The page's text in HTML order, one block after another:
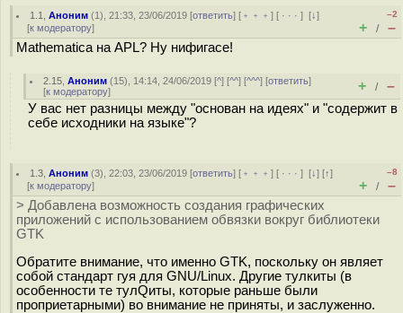
1.1 ,Аноним (1), 21:33, 23/06/2019 [ответить] [ ﹢﹢﹢] [ · · ·][↓]
[к модератору]
–2
+ / –
Mathematica на APL? Ну нифигасе!
2.15 ,Аноним (15), 14:14, 24/06/2019 [^] [^^] [^^^] [ответить]
[к модератору] + / –
У вас нет разницы между "основан на идеях" и "содержит в
себе исходники на языке"?
1.3 ,Аноним (3), 22:03, 23/06/2019 [ответить] [ ﹢﹢﹢] [ · · ·][↓] [↑]
[к модератору]
–8
+ / –
> Добавлена возможность создания графических
приложений с использованием обвязки вокруг библиотеки
GTK
Обратите внимание, что именно GTK, поскольку он являет
собой стандарт гуя для GNU/Linux. Другие тулкиты (в
особенности те тулQиты, которые раньше были
проприетарными) во внимание не приняты, и заслуженно.